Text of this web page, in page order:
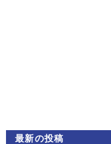
最新の投稿